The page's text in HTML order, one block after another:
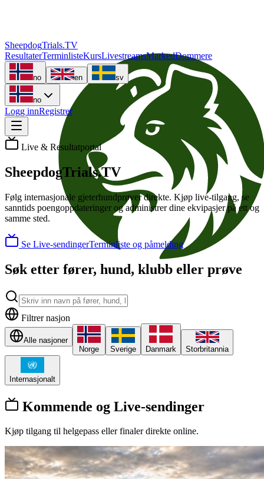
SheepdogTrials.TV
ResultaterTerminlisteKursLivestreamsMarkedDommere
no en sv
no
Logg innRegistrer
Live & Resultatportal
SheepdogTrials.TV
Følg internasjonale gjeterhundprøver direkte. Kjøp live-tilgang, se
sanntids poengoppdateringer og administrer dine ekvipasjer på ett og
samme sted.
Se Live-sendingerTerminliste og påmelding
Søk etter fører, hund, klubb eller prøve
Filtrer nasjon
Alle nasjoner
Norge
Sverige Danmark Storbritannia
Internasjonalt
Kommende og Live-sendinger
Kjøp tilgang til helgepass eller finaler direkte online.